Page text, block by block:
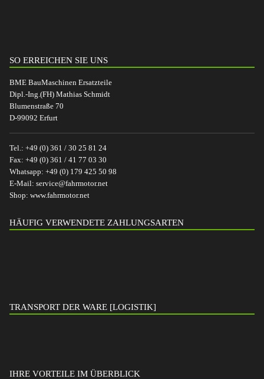
SO ERREICHEN SIE UNS
BME BauMaschinen Ersatzteile
Dipl.-Ing.(FH) Mathias Schmidt
Blumenstraße 70
D-99092 Erfurt
Tel.: +49 (0) 361 / 30 25 81 24
Fax: +49 (0) 361 / 41 77 03 30
Whatsapp: +49 (0) 179 425 50 98
E-Mail: service@fahrmotor.net
Shop: www.fahrmotor.net
HÄUFIG VERWENDETE ZAHLUNGSARTEN
TRANSPORT DER WARE [LOGISTIK]
IHRE VORTEILE IM ÜBERBLICK